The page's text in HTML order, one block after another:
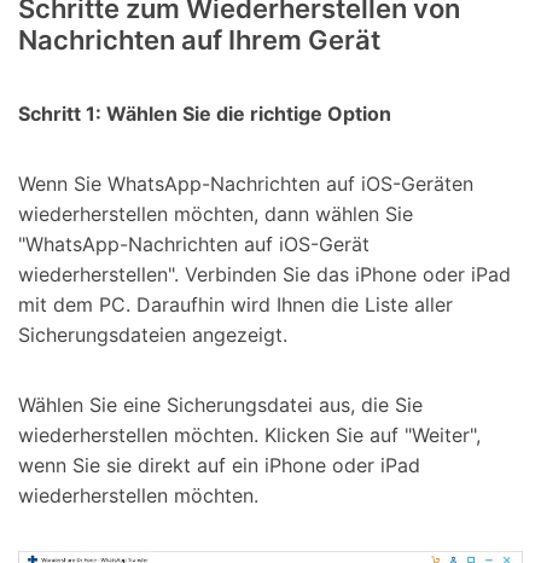
Schritte zum Wiederherstellen von
Nachrichten auf Ihrem Gerät
Schritt 1: Wählen Sie die richtige Option
Wenn Sie WhatsApp-Nachrichten auf iOS-Geräten
wiederherstellen möchten, dann wählen Sie
"WhatsApp-Nachrichten auf iOS-Gerät
wiederherstellen". Verbinden Sie das iPhone oder iPad
mit dem PC. Daraufhin wird Ihnen die Liste aller
Sicherungsdateien angezeigt.
Wählen Sie eine Sicherungsdatei aus, die Sie
wiederherstellen möchten. Klicken Sie auf "Weiter",
wenn Sie sie direkt auf ein iPhone oder iPad
wiederherstellen möchten.